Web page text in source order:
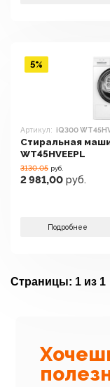
Артикул: iQ300
Стиральная
WT45HVEEPL
3130.05 руб.
2 981,00 руб.
Подробнее
5%
Страницы: 1 из 1